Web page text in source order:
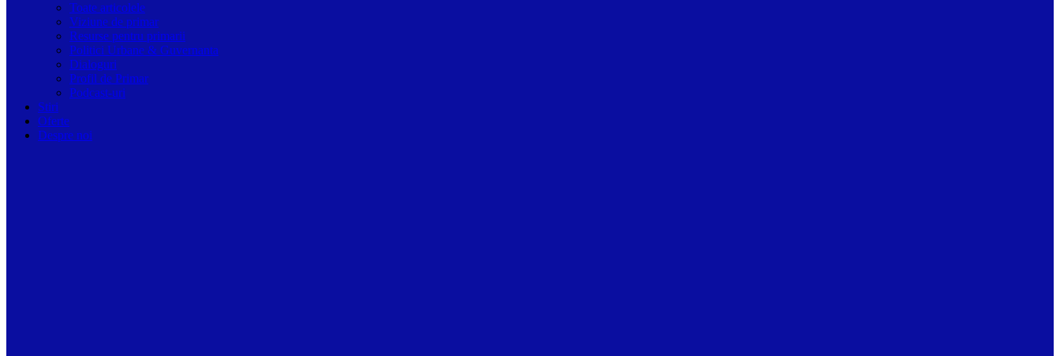
Toate articolele
Viziune de primar
Resurse pentru primarii
Politici Urbane & Guvernanta
Dialoguri
Profil de Primar
Podcast-uri
Stiri
Oferte
Despre noi